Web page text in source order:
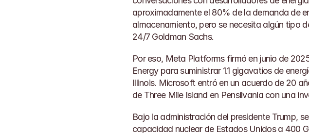
aproximadamente el 80% de la demanda de
almacenamiento, pero se necesita algún tipo
24/7 Goldman Sachs.
Por eso, Meta Platforms firmó en junio de
Energy para suministrar 1.1 gigavatios de
Illinois. Microsoft entró en un acuerdo de 20
de Three Mile Island en Pensilvania con una
Bajo la administración del presidente Trump,
capacidad nuclear de Estados Unidos a 400